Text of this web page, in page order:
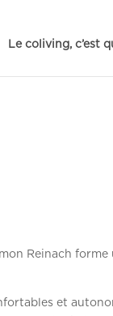
Le coliving, c’est
Reinach forme
et